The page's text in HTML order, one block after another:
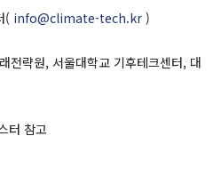
( info@climate-tech.kr)
전략원, 서울대학교 기후테크센터, 대
터 참고